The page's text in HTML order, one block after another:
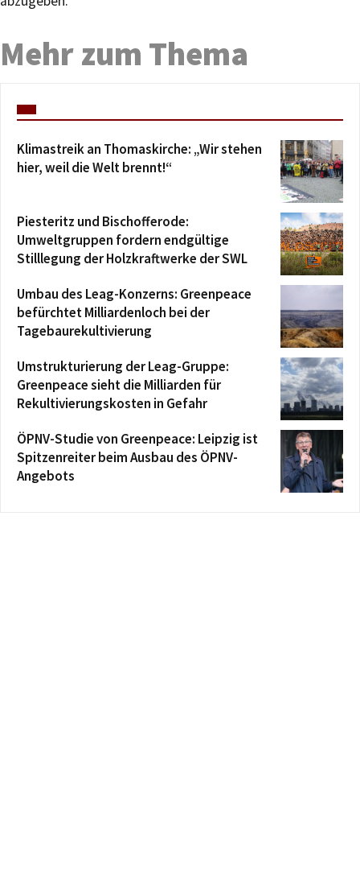
Mehr zum Thema
Klimastreik an Thomaskirche: „Wir stehen
hier, weil die Welt brennt!“
Piesteritz und Bischofferode:
Umweltgruppen fordern endgültige
Stilllegung der Holzkraftwerke der SWL
Umbau des Leag-Konzerns: Greenpeace
befürchtet Milliardenloch bei der
Tagebaurekultivierung
Umstrukturierung der Leag-Gruppe:
Greenpeace sieht die Milliarden für
Rekultivierungskosten in Gefahr
ÖPNV-Studie von Greenpeace: Leipzig ist
Spitzenreiter beim Ausbau des ÖPNV-
Angebots